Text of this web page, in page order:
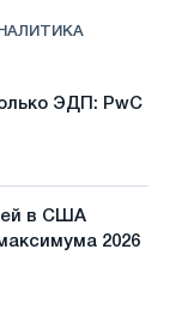
ЭДП: PwC
в США
2026